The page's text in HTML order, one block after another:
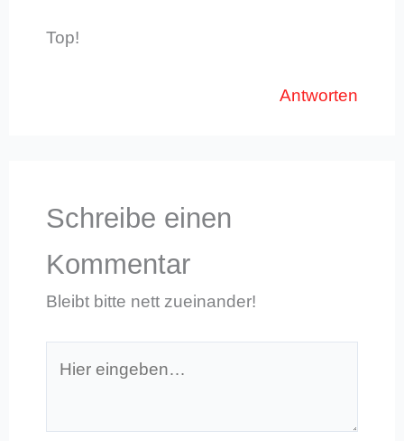
Top!
Antworten
Schreibe einen
Kommentar
Bleibt bitte nett zueinander!
eingeben…